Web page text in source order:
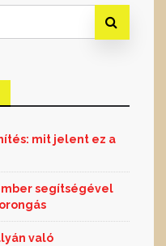
mit jelent ez a
segítségével
való